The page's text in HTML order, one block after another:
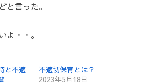
と言った。
・・。
と不適
不適切保育とは？
2023年5月18日